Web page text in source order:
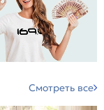
Смотреть все